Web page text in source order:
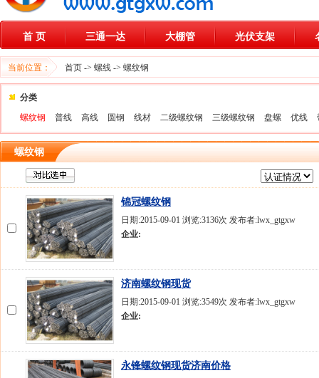
首 页 三通一达 大棚管 光伏支架
当前位置： 首页 -> 螺线 -> 螺纹钢
分类
螺纹钢
普线 高线 圆钢 线材 二级螺纹钢 三级螺纹钢 盘螺 优线
螺纹钢
锦冠螺纹钢
日期:2015-09-01 浏览:3136次 发布者:lwx_gtgxw
企业:
济南螺纹钢现货
日期:2015-09-01 浏览:3549次 发布者:lwx_gtgxw
企业:
永锋螺纹钢现货济南价格